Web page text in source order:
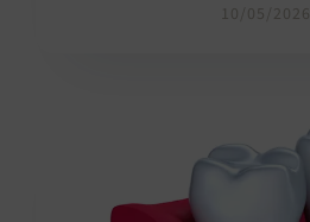
10/05/2026